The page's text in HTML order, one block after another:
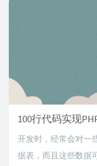
100行代码实现
开发时，经常会对一
据表，而且这些数据